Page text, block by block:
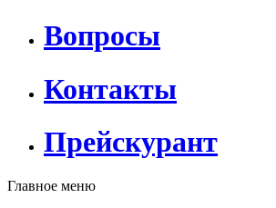
Вопросы
Контакты
Прейскурант
Главное меню